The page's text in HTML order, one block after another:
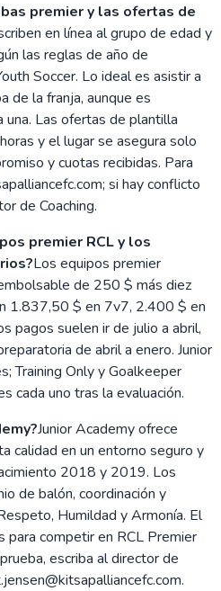
premier y las ofertas de
en línea al grupo de edad y
las reglas de año de
Soccer. Lo ideal es asistir a
de la franja, aunque es
Las ofertas de plantilla
y el lugar se asegura solo
y cuotas recibidas. Para
si hay conflicto
de Coaching.
premier RCL y los
Los equipos premier
de 250 $ más diez
1.837,50 $ en 7v7, 2.400 $ en
pagos suelen ir de julio a abril,
de abril a enero. Junior
Training Only y Goalkeeper
cada uno tras la evaluación.
Junior Academy ofrece
calidad en un entorno seguro y
2018 y 2019. Los
de balón, coordinación y
Humildad y Armonía. El
para competir en RCL Premier
escriba al director de